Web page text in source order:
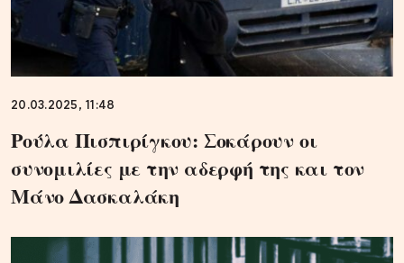
20.03.2025, 11:48
Ρούλα Πισπιρίγκου: Σοκάρουν οι
συνομιλίες με την αδερφή της και τον
Μάνο Δασκαλάκη